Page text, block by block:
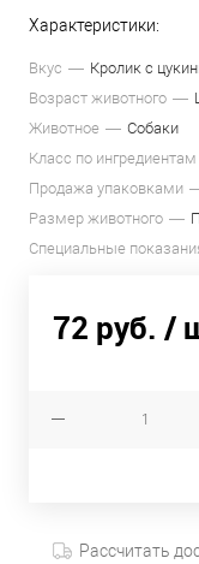
Характеристики:
Вкус
Кролик с
Возраст животного
Животное
Собаки
Класс по ингредиентам
Продажа упаковками
Размер животного
Специальные
72 руб. /
Рассчитать